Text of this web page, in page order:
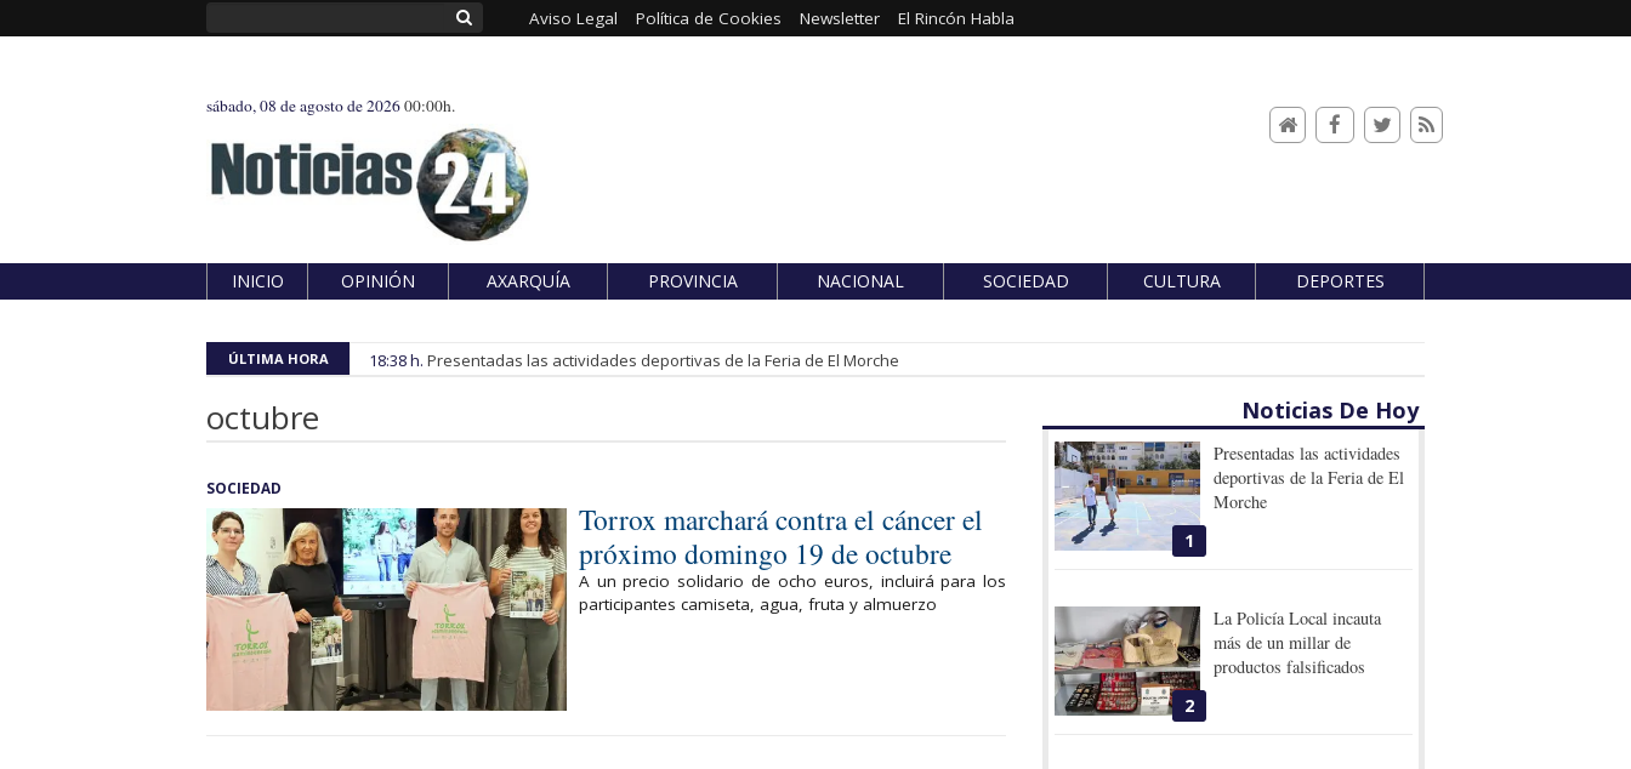
Aviso Legal Política de Cookies Newsletter El Rincón Habla
sábado, 08 de agosto de 202600:00h.
INICIO OPINIÓN AXARQUÍA PROVINCIA NACIONAL SOCIEDAD CULTURA DEPORTES
ÚLTIMA HORA 18:38 h. Presentadas las actividades deportivas de la Feria de El Morche
octubre
SOCIEDAD
Torrox marchará contra el cáncer el
próximo domingo 19 de octubre
A un precio solidario de ocho euros, incluirá para los
participantes camiseta, agua, fruta y almuerzo
Noticias De Hoy
1
Presentadas las actividades
deportivas de la Feria de El
Morche
2
La Policía Local incauta
más de un millar de
productos falsificados